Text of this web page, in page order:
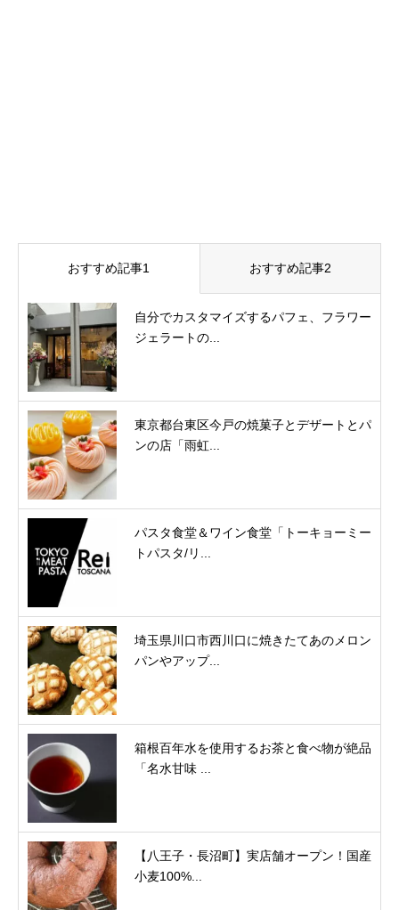
おすすめ記事1 おすすめ記事2
自分でカスタマイズするパフェ、フラワー
ジェラートの...
東京都台東区今戸の焼菓子とデザートとパ
ンの店「雨虹...
パスタ食堂＆ワイン食堂「トーキョーミー
トパスタ/リ...
埼玉県川口市西川口に焼きたてあのメロン
パンやアップ...
箱根百年水を使用するお茶と食べ物が絶品
「名水甘味 ...
【八王子・長沼町】実店舗オープン！国産
小麦100%...